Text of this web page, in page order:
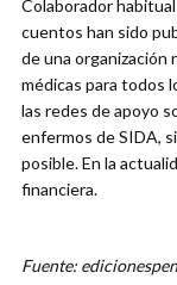
Colaborador
cuentos han sido
de una organización
médicas para todos
las redes de apoyo
enfermos de SIDA,
posible. En la
financiera.
Fuente: